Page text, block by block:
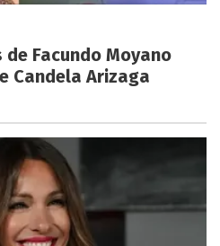
Facundo Moyano
Candela Arizaga